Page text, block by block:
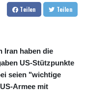
Teilen Teilen
Iran haben die
US-Stützpunkte
seien "wichtige
Armee mit